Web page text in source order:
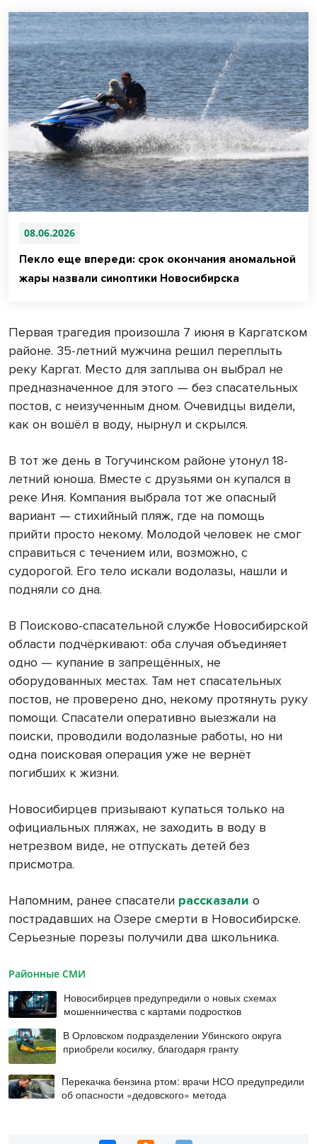
08.06.2026
Пекло еще впереди: срок окончания аномальной
жары назвали синоптики Новосибирска
Первая трагедия произошла 7 июня в Каргатском
районе. 35-летний мужчина решил переплыть
реку Каргат. Место для заплыва он выбрал не
предназначенное для этого — без спасательных
постов, с неизученным дном. Очевидцы видели,
как он вошёл в воду, нырнул и скрылся.
В тот же день в Тогучинском районе утонул 18-
летний юноша. Вместе с друзьями он купался в
реке Иня. Компания выбрала тот же опасный
вариант — стихийный пляж, где на помощь
прийти просто некому. Молодой человек не смог
справиться с течением или, возможно, с
судорогой. Его тело искали водолазы, нашли и
подняли со дна.
В Поисково-спасательной службе Новосибирской
области подчёркивают: оба случая объединяет
одно — купание в запрещённых, не
оборудованных местах. Там нет спасательных
постов, не проверено дно, некому протянуть руку
помощи. Спасатели оперативно выезжали на
поиски, проводили водолазные работы, но ни
одна поисковая операция уже не вернёт
погибших к жизни.
Новосибирцев призывают купаться только на
официальных пляжах, не заходить в воду в
нетрезвом виде, не отпускать детей без
присмотра.
Напомним, ранее спасатели рассказали о
пострадавших на Озере смерти в Новосибирске.
Серьезные порезы получили два школьника.
Районные СМИ
Новосибирцев предупредили о новых схемах
мошенничества с картами подростков
В Орловском подразделении Убинского округа
приобрели косилку, благодаря гранту
Перекачка бензина ртом: врачи НСО предупредили
об опасности «дедовского» метода